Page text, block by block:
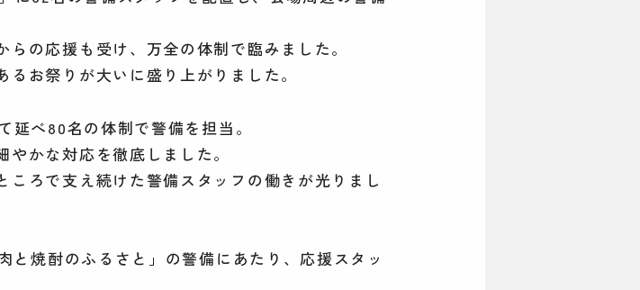
の応援も受け、万全の体制で臨みました。
お祭りが大いに盛り上がりました。
べ80名の体制で警備を担当。
かな対応を徹底しました。
ろで支え続けた警備スタッフの働きが光りまし
と焼酎のふるさと」の警備にあたり、応援スタッ